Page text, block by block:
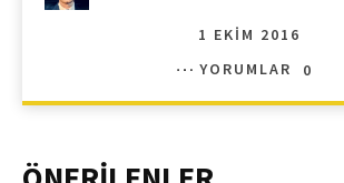
1 EKIM 2016
YORUMLAR
0